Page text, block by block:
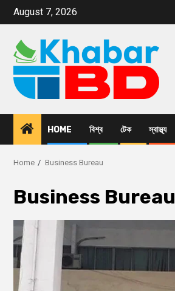
August 7, 2026
HOME বিশ্ব টেক স্বাস্থ্য
Home Business Bureau
Business Bureau